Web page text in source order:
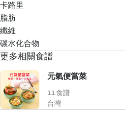
卡路里
脂肪
纖維
碳水化合物
更多相關食譜
元氣便當菜
11 食譜
台灣